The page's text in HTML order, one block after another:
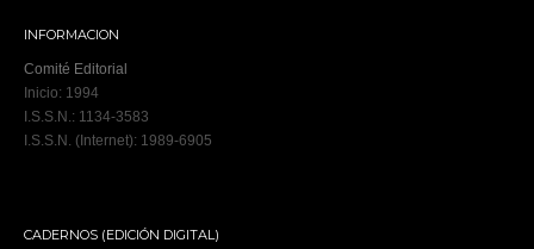
INFORMACION
Comité Editorial
Inicio: 1994
I.S.S.N.: 1134-3583
I.S.S.N. (Internet): 1989-6905
CADERNOS (EDICIÓN DIGITAL)